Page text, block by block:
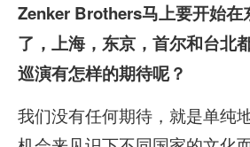
Zenker Brothers马上要开始在
了，上海，东京，首尔和台北
巡演有怎样的期待呢？
我们没有任何期待，就是单纯